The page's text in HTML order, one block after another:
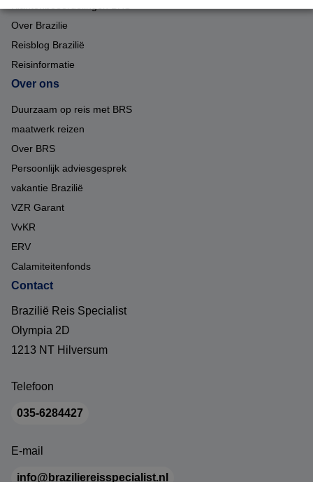
Over Brazilie
Reisblog Brazilië
Reisinformatie
Over ons
Duurzaam op reis met BRS
maatwerk reizen
Over BRS
Persoonlijk adviesgesprek
vakantie Brazilië
VZR Garant
VvKR
ERV
Calamiteitenfonds
Contact
Brazilië Reis Specialist
Olympia 2D
1213 NT Hilversum
Telefoon
035-6284427
E-mail
info@braziliereisspecialist.nl